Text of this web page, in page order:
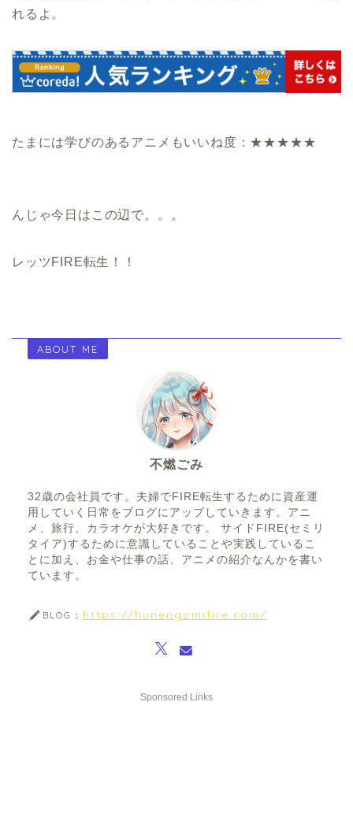
れるよ。
たまには学びのあるアニメもいいね度：★★★★★
んじゃ今日はこの辺で。。。
レッツFIRE転生！！
ABOUT ME
不燃ごみ
32歳の会社員です。夫婦でFIRE転生するために資産運
用していく日常をブログにアップしていきます。アニ
メ、旅行、カラオケが大好きです。 サイドFIRE(セミリ
タイア)するために意識していることや実践しているこ
とに加え、お金や仕事の話、アニメの紹介なんかを書い
ています。
BLOG： https://hunengomifire.com/
Sponsored Links